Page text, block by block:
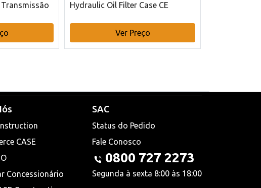
Hydraulic Oil Filter Case CE
Ver Preço
CASE
Concessionário
SAC
Status do Pedido
Fale Conosco
0800 727 2273
Segunda à sexta 8:00 às 18:00